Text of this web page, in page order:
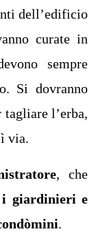
dell’edificio
curate in
sempre
Si dovranno
l’erba,
via.
, che
i giardinieri e
.